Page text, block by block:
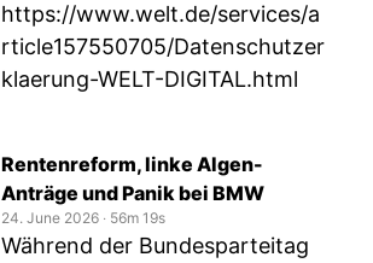
https://www.welt.de/services/a
rticle157550705/Datenschutzer
klaerung-WELT-DIGITAL.html
Rentenreform, linke Algen-
Anträge und Panik bei BMW
24. June 2026 ‧ 56m 19s
Während der Bundesparteitag